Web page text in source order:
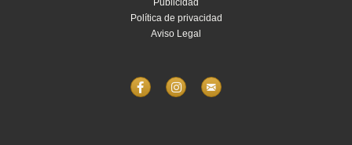
Publicidad
Política de privacidad
Aviso Legal